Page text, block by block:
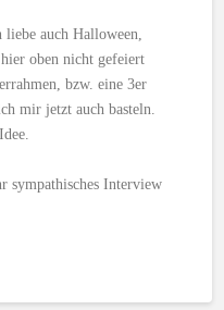
auch Halloween,
oben nicht gefeiert
bzw. eine 3er
mir jetzt auch basteln.
sympathisches Interview